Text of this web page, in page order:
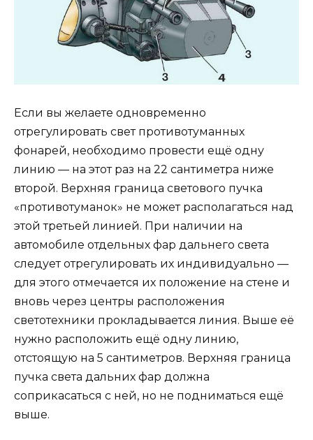
Если вы желаете одновременно
отрегулировать свет противотуманных
фонарей, необходимо провести ещё одну
линию — на этот раз на 22 сантиметра ниже
второй. Верхняя граница светового пучка
«противотуманок» не может располагаться над
этой третьей линией. При наличии на
автомобиле отдельных фар дальнего света
следует отрегулировать их индивидуально —
для этого отмечается их положение на стене и
вновь через центры расположения
светотехники прокладывается линия. Выше её
нужно расположить ещё одну линию,
отстоящую на 5 сантиметров. Верхняя граница
пучка света дальних фар должна
соприкасаться с ней, но не подниматься ещё
выше.